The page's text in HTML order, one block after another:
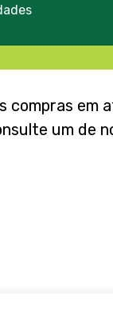
compras em
um de